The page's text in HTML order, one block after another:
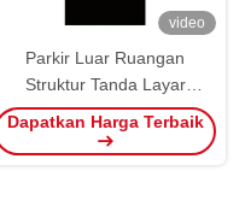
video
Parkir Luar Ruangan
Struktur Tanda Layar
Panduan Besar OEM ODM
Dapatkan Harga Terbaik